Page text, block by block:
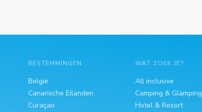
BESTEMMINGEN
België
Canarische Eilanden
Curaçao
WAT ZOEK JE?
All inclusive
Camping & Glamping
Hotel & Resort